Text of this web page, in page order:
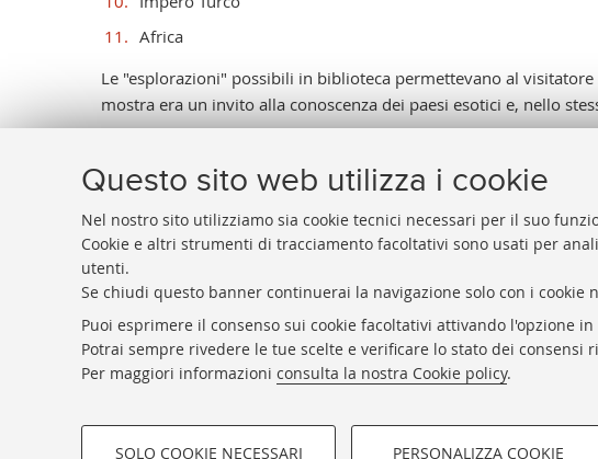
Questo sito web utilizza i cookie
Nel nostro sito utilizziamo sia cookie tecnici necessari per il suo
Cookie e altri strumenti di tracciamento facoltativi sono usati per
utenti.
Se chiudi questo banner continuerai la navigazione solo con i cookie
Puoi esprimere il consenso sui cookie facoltativi attivando l'opzione
Potrai sempre rivedere le tue scelte e verificare lo stato dei
Per maggiori informazioni consulta la nostra Cookie policy.
SOLO COOKIE NECESSARI PERSONALIZZA COOKIE
Africa
Le "esplorazioni" possibili in biblioteca permettevano al
mostra era un invito alla conoscenza dei paesi esotici e, nello
BIBLIOTECA
Presidente: prof. Francesco Citti
Coordinatrice gestionale: Maria Pia Torricelli
Responsabile Amministrativo: Luigia Di Pumpo